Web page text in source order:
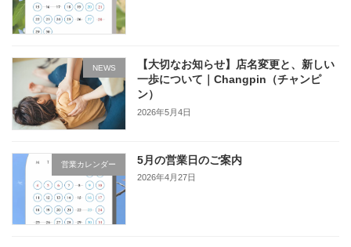
NEWS
【大切なお知らせ】店名変更と、新しい
一歩について｜Changpin（チャンピ
ン）
2026年5月4日
営業カレンダー 5月の営業日のご案内
2026年4月27日